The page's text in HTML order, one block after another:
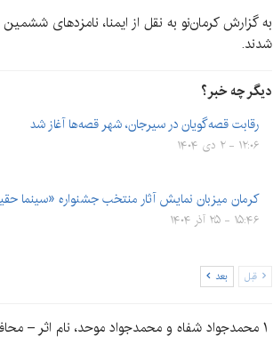
به گزارش کرمان‌نو به نقل از ایمنا، نامزدهای
شدند.
دیگر چه خبر؟
رقابت قصه‌گویان در سیرجان، شهر قصه‌ها آغاز شد
۱۲:۰۶ - ۲ دی ۱۴۰۴
کرمان میزبان نمایش آثار منتخب جشنواره «سینما
۱۵:۴۶ - ۲۵ آذر ۱۴۰۴
قبل بعد